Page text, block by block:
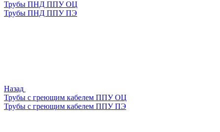
Трубы ПНД ППУ ОЦ
Трубы ПНД ППУ ПЭ
Назад
Трубы с греющим кабелем ППУ ОЦ
Трубы с греющим кабелем ППУ ПЭ